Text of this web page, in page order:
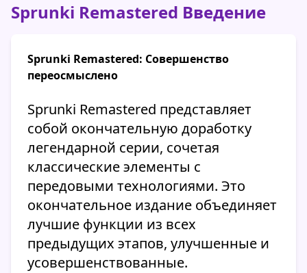
Sprunki Remastered Введение
Sprunki Remastered: Совершенство
переосмыслено
Sprunki Remastered представляет
собой окончательную доработку
легендарной серии, сочетая
классические элементы с
передовыми технологиями. Это
окончательное издание объединяет
лучшие функции из всех
предыдущих этапов, улучшенные и
усовершенствованные.